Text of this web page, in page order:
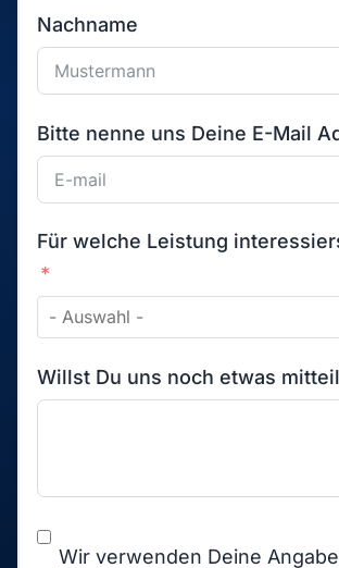
Nachname
Bitte nenne uns Deine E-Mail
Für welche Leistung
Willst Du uns noch etwas
Wir verwenden Deine